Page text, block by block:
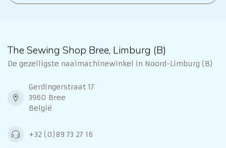
The Sewing Shop Bree, Limburg (B)
De gezelligste naaimachinewinkel in Noord-Limburg (B)
Gerdingerstraat 17
3960 Bree
België
+32 (0)89 73 27 16